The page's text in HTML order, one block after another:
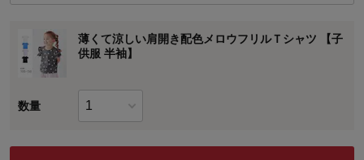
薄くて涼しい肩開き配色メロウフリルＴシャツ 【子
供服 半袖】
数量